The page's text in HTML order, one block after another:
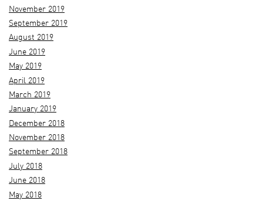
November 2019
September 2019
August 2019
June 2019
May 2019
April 2019
March 2019
January 2019
December 2018
November 2018
September 2018
July 2018
June 2018
May 2018